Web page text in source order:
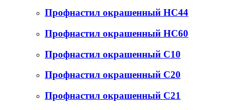
Профнастил окрашенный НС44
Профнастил окрашенный НС60
Профнастил окрашенный С10
Профнастил окрашенный С20
Профнастил окрашенный С21